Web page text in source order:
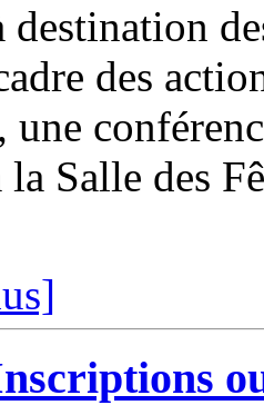
destination
des
une
Salle des